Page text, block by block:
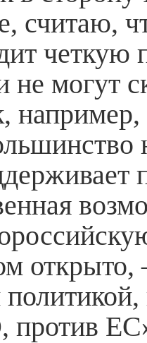
считаю,
четкую
могут
против